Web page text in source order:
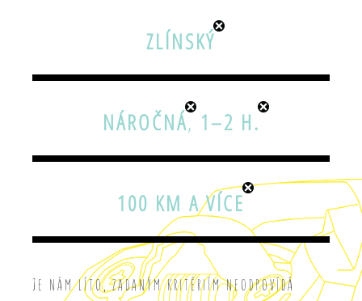
ZLÍNSKÝ
NÁROČNÁ, 1–2 H.
100 KM A VÍCE
Je nám líto, zadaným kritériím neodpovídá